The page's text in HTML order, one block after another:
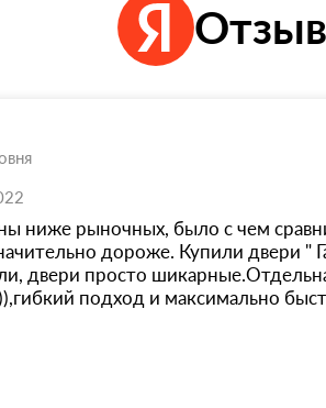
ниже рыночных, было с чем
дороже. Купили двери "
двери просто
подход и максимально
элементы( розетки),
склада ,вопрос с доставкой
из Белоруссии( это не
намного раньше.Еще раз